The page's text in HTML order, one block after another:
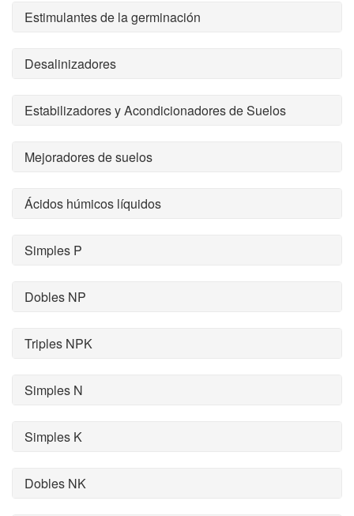
Estimulantes de la germinación
Desalinizadores
Estabilizadores y Acondicionadores de Suelos
Mejoradores de suelos
Ácidos húmicos líquidos
Simples P
Dobles NP
Triples NPK
Simples N
Simples K
Dobles NK